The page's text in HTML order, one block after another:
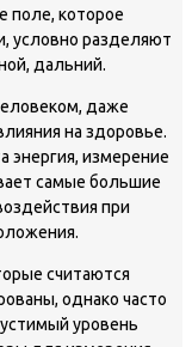
поле, которое
условно разделяют
дальний.
даже
на здоровье.
энергия, измерение
самые большие
при
считаются
однако часто
уровень